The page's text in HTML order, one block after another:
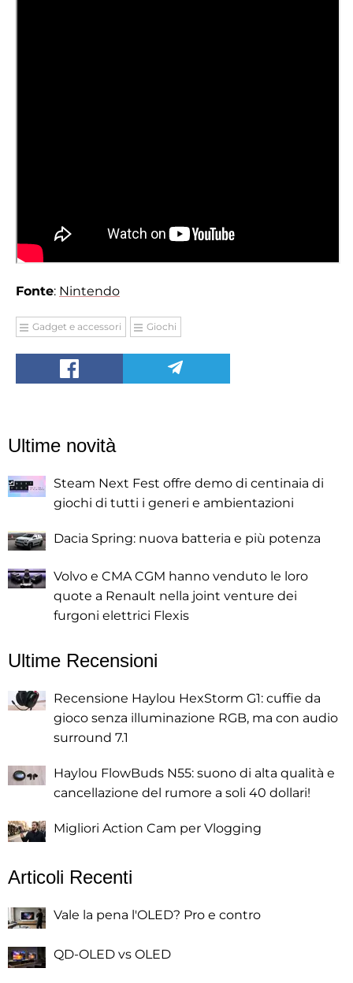
Fonte: Nintendo
Gadget e accessori Giochi
Ultime novità
Steam Next Fest offre demo di centinaia di
giochi di tutti i generi e ambientazioni
Dacia Spring: nuova batteria e più potenza
Volvo e CMA CGM hanno venduto le loro
quote a Renault nella joint venture dei
furgoni elettrici Flexis
Ultime Recensioni
Recensione Haylou HexStorm G1: cuffie da
gioco senza illuminazione RGB, ma con audio
surround 7.1
Haylou FlowBuds N55: suono di alta qualità e
cancellazione del rumore a soli 40 dollari!
Migliori Action Cam per Vlogging
Articoli Recenti
Vale la pena l'OLED? Pro e contro
QD-OLED vs OLED